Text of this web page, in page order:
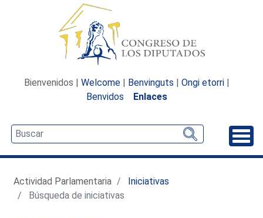
Bienvenidos | Welcome | Benvinguts | Ongi etorri |
Benvidos
Enlaces
Actividad Parlamentaria
Iniciativas
Búsqueda de iniciativas